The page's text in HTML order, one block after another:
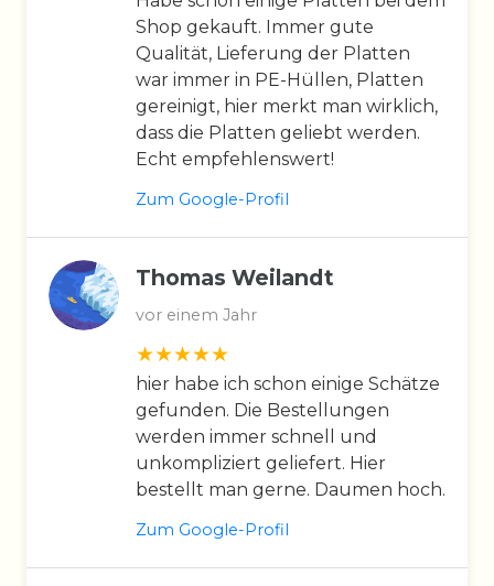
Shop gekauft. Immer gute
Qualität, Lieferung der Platten
war immer in PE-Hüllen, Platten
gereinigt, hier merkt man wirklich,
dass die Platten geliebt werden.
Echt empfehlenswert!
Zum Google-Profil
Thomas Weilandt
vor einem Jahr
hier habe ich schon einige Schätze
gefunden. Die Bestellungen
werden immer schnell und
unkompliziert geliefert. Hier
bestellt man gerne. Daumen hoch.
Zum Google-Profil